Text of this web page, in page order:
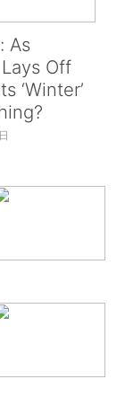
As
Off
‘Winter’